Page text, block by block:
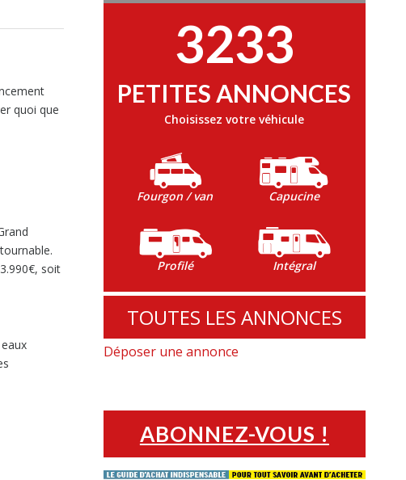
quoi que
soit
3233
PETITES ANNONCES
Choisissez votre véhicule
Fourgon / van Capucine
Profilé Intégral
TOUTES LES ANNONCES
Déposer une annonce
ABONNEZ-VOUS !